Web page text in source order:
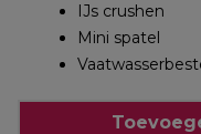
IJs crushen
Mini spatel